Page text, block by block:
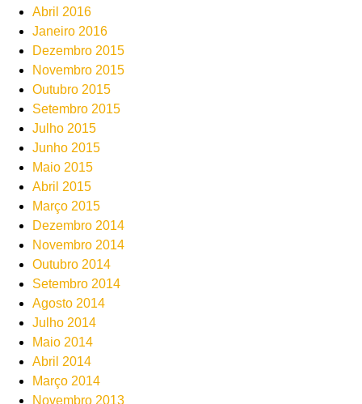
Abril 2016
Janeiro 2016
Dezembro 2015
Novembro 2015
Outubro 2015
Setembro 2015
Julho 2015
Junho 2015
Maio 2015
Abril 2015
Março 2015
Dezembro 2014
Novembro 2014
Outubro 2014
Setembro 2014
Agosto 2014
Julho 2014
Maio 2014
Abril 2014
Março 2014
Novembro 2013